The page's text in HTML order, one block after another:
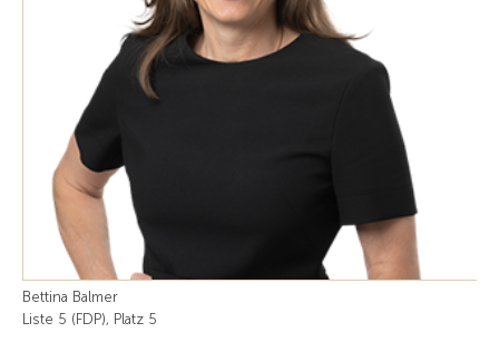
Bettina Balmer
Liste 5 (FDP), Platz 5